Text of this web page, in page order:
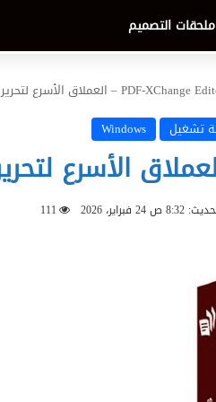
ملحقات التصميم
تشغيل
Windows
ص 24 فبراير، 2026 111